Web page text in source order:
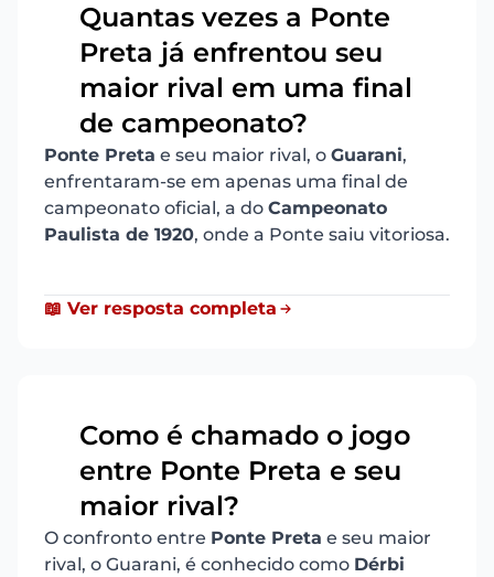
Quantas vezes a Ponte
Preta já enfrentou seu
maior rival em uma final
de campeonato?
Ponte Preta e seu maior rival, o Guarani,
enfrentaram-se em apenas uma final de
campeonato oficial, a do Campeonato
Paulista de 1920, onde a Ponte saiu vitoriosa.
📖 Ver resposta completa
Como é chamado o jogo
entre Ponte Preta e seu
maior rival?
O confronto entre Ponte Preta e seu maior
rival, o Guarani, é conhecido como Dérbi